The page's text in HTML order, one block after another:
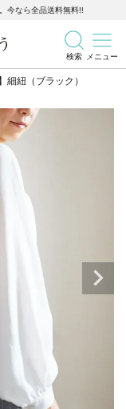
今なら全品送料無料!!
検索 メニュー
事を検索
細紐（ブラック）